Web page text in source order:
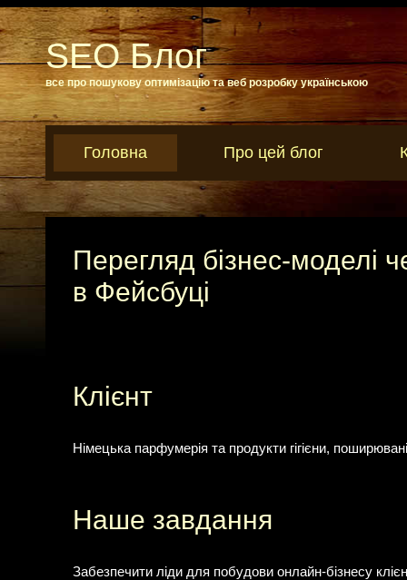
SEO Блог
все про пошукову оптимізацію та веб розробку українською
Головна Про цей блог
Перегляд бізнес-моделі
в Фейсбуці
Клієнт
Німецька парфумерія та продукти гігієни,
Наше завдання
Забезпечити ліди для побудови онлайн-бізнесу